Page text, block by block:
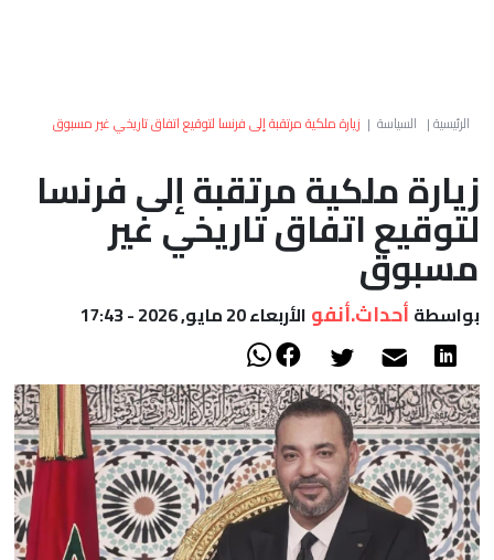
العالم
أعمدة
الصحراء
الرئيسية| السياسة | زيارة ملكية مرتقبة إلى فرنسا لتوقيع اتفاق تاريخي غير مسبوق
زيارة ملكية مرتقبة إلى فرنسا
لتوقيع اتفاق تاريخي غير
مسبوق
بواسطة أحداث.أنفو الأربعاء 20 مايو, 2026 - 17:43